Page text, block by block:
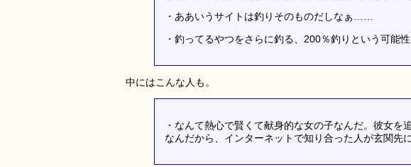
・ああいうサイトは釣りそのものだしなぁ……
・釣ってるやつをさらに釣る、200％釣りという可能
中にはこんな人も。
・なんて熱心で賢くて献身的な女の子なんだ。彼女
なんだから、インターネットで知り合った人が玄関先